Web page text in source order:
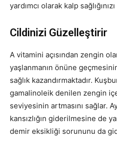
yardımcı olarak kalp
Cildinizi Güzelleştirir
A vitamini açısından zengin
yaşlanmanın önüne
sağlık kazandırmaktadır.
gamalinoleik denilen zengin
seviyesinin artmasını sağlar.
kansızlığın giderilmesine de
demir eksikliği sorununu da